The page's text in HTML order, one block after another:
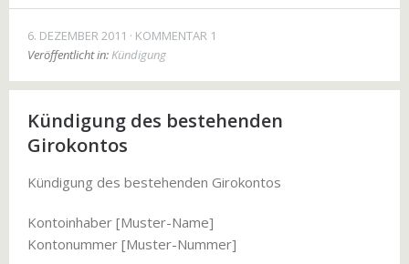
6. DEZEMBER 2011
KOMMENTAR 1
Veröffentlicht in:Kündigung
Kündigung des bestehenden
Girokontos
Kündigung des bestehenden Girokontos
Kontoinhaber [Muster-Name]
Kontonummer [Muster-Nummer]